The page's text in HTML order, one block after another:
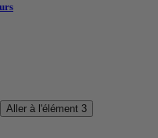
Aller à l'élément 3